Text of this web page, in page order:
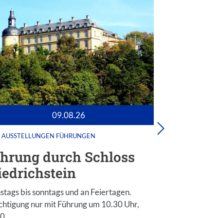
09.08.26
AUSSTELLUNGEN FÜHRUNGEN
durch Schloss
bis sonntags und an Feiertagen.
nur mit Führung um 10.30 Uhr,